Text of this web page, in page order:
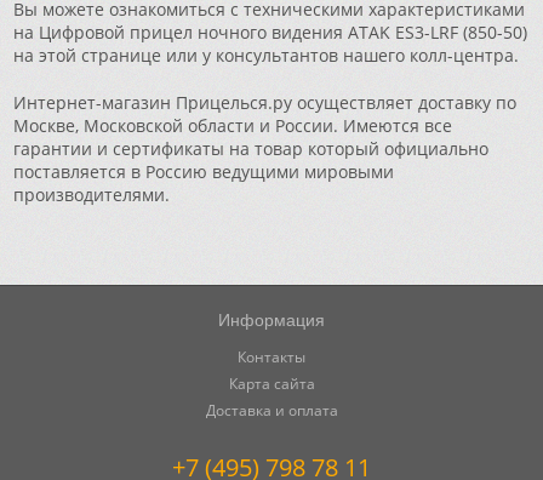
Вы можете ознакомиться с техническими характеристиками
на Цифровой прицел ночного видения ATAK ES3-LRF (850-50)
на этой странице или у консультантов нашего колл-центра.
Интернет-магазин Прицелься.ру осуществляет доставку по
Москве, Московской области и России. Имеются все
гарантии и сертификаты на товар который официально
поставляется в Россию ведущими мировыми
производителями.
Информация
Контакты
Карта сайта
Доставка и оплата
+7 (495) 798 78 11